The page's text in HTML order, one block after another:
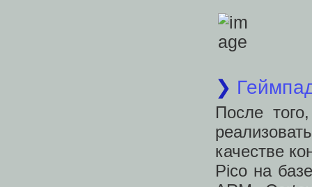
❯
После
качестве
Pico на